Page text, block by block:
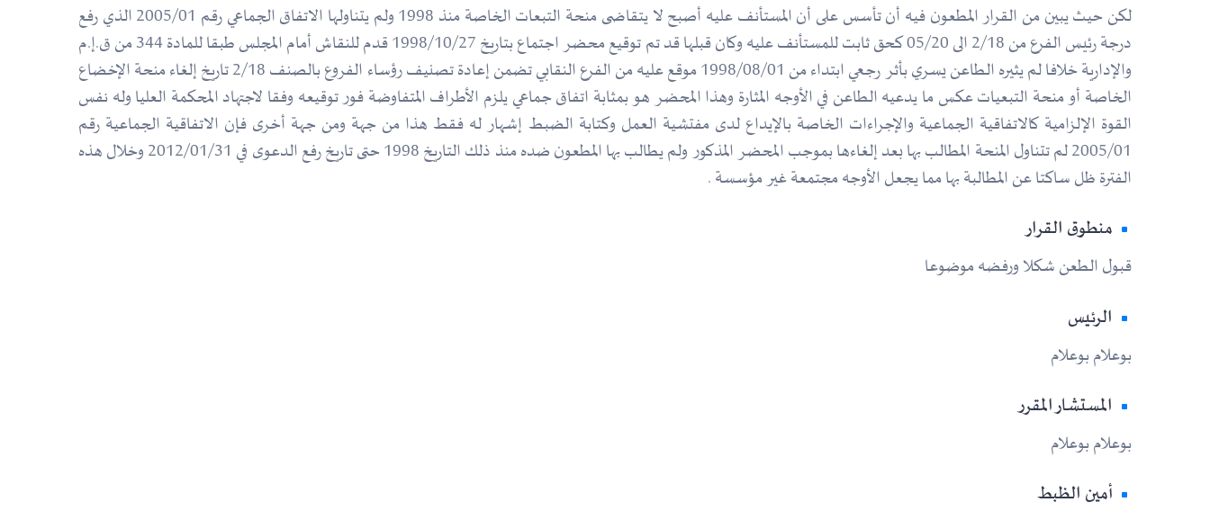
لكن حيث يبين من القرار المطعون فيه أن تأسس على أن المستأنف عليه أصبح لا يتقاضى منحة التبعات الخاصة منذ 1998 ولم يتناولها الاتفاق الجماعي رقم 2005/01 الذي رفع
درجة رئيس الفرع من 2/18 الى 05/20 كحق ثابت للمستأنف عليه وكان قبلها قد تم توقيع محضر اجتماع بتاريخ 1998/10/27 قدم للنقاش أمام المجلس طبقا للمادة 344 من ق.إ.م
والإدارية خلافا لم يثيره الطاعن يسري بأثر رجعي ابتداء من 1998/08/01 موقع عليه من الفرع النقابي تضمن إعادة تصنيف رؤساء الفروع بالصنف 2/18 تاريخ إلغاء منحة الإخضاع
الخاصة أو منحة التبعيات عكس ما يدعيه الطاعن في الأوجه المثارة وهذا المحضر هو بمثابة اتفاق جماعي يلزم الأطراف المتفاوضة فور توقيعه وفقا لاجتهاد المحكمة العليا وله نفس
القوة الإلزامية كالاتفاقية الجماعية والإجراءات الخاصة بالإيداع لدى مفتشية العمل وكتابة الضبط إشهار له فقط هذا من جهة ومن جهة أخرى فإن الاتفاقية الجماعية رقم
2005/01 لم تتناول المنحة المطالب بها بعد إلغاءها بموجب المحضر المذكور ولم يطالب بها المطعون ضده منذ ذلك التاريخ 1998 حتى تاريخ رفع الدعوى في 2012/01/31 وخلال هذه
الفترة ظل ساكتا عن المطالبة بها مما يجعل الأوجه مجتمعة غير مؤسسة .
منطوق القرار
قبول الطعن شكلا ورفضه موضوعا
الرئيس
بوعلام بوعلام
المستشار المقرر
بوعلام بوعلام
أمين الظبط